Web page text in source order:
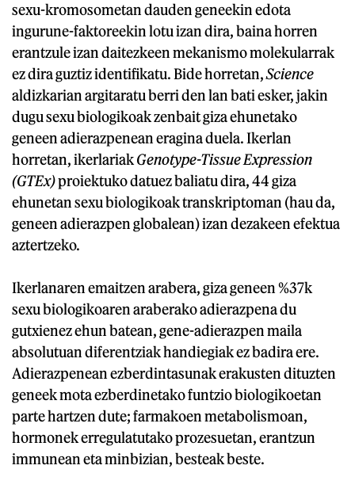
sexu-kromosometan dauden geneekin edota
ingurune-faktoreekin lotu izan dira, baina horren
erantzule izan daitezkeen mekanismo molekularrak
ez dira guztiz identifikatu. Bide horretan,Science
aldizkarian argitaratu berri den lan bati esker, jakin
dugu sexu biologikoak zenbait giza ehunetako
geneen adierazpenean eragina duela. Ikerlan
horretan, ikerlariakGenotype-Tissue Expression
(GTEx)proiektuko datuez baliatu dira, 44 giza
ehunetan sexu biologikoak transkriptoman (hau da,
geneen adierazpen globalean) izan dezakeen efektua
aztertzeko.
Ikerlanaren emaitzen arabera, giza geneen %37k
sexu biologikoaren araberako adierazpena du
gutxienez ehun batean, gene-adierazpen maila
absolutuan diferentziak handiegiak ez badira ere.
Adierazpenean ezberdintasunak erakusten dituzten
geneek mota ezberdinetako funtzio biologikoetan
parte hartzen dute; farmakoen metabolismoan,
hormonek erregulatutako prozesuetan, erantzun
immunean eta minbizian, besteak beste.